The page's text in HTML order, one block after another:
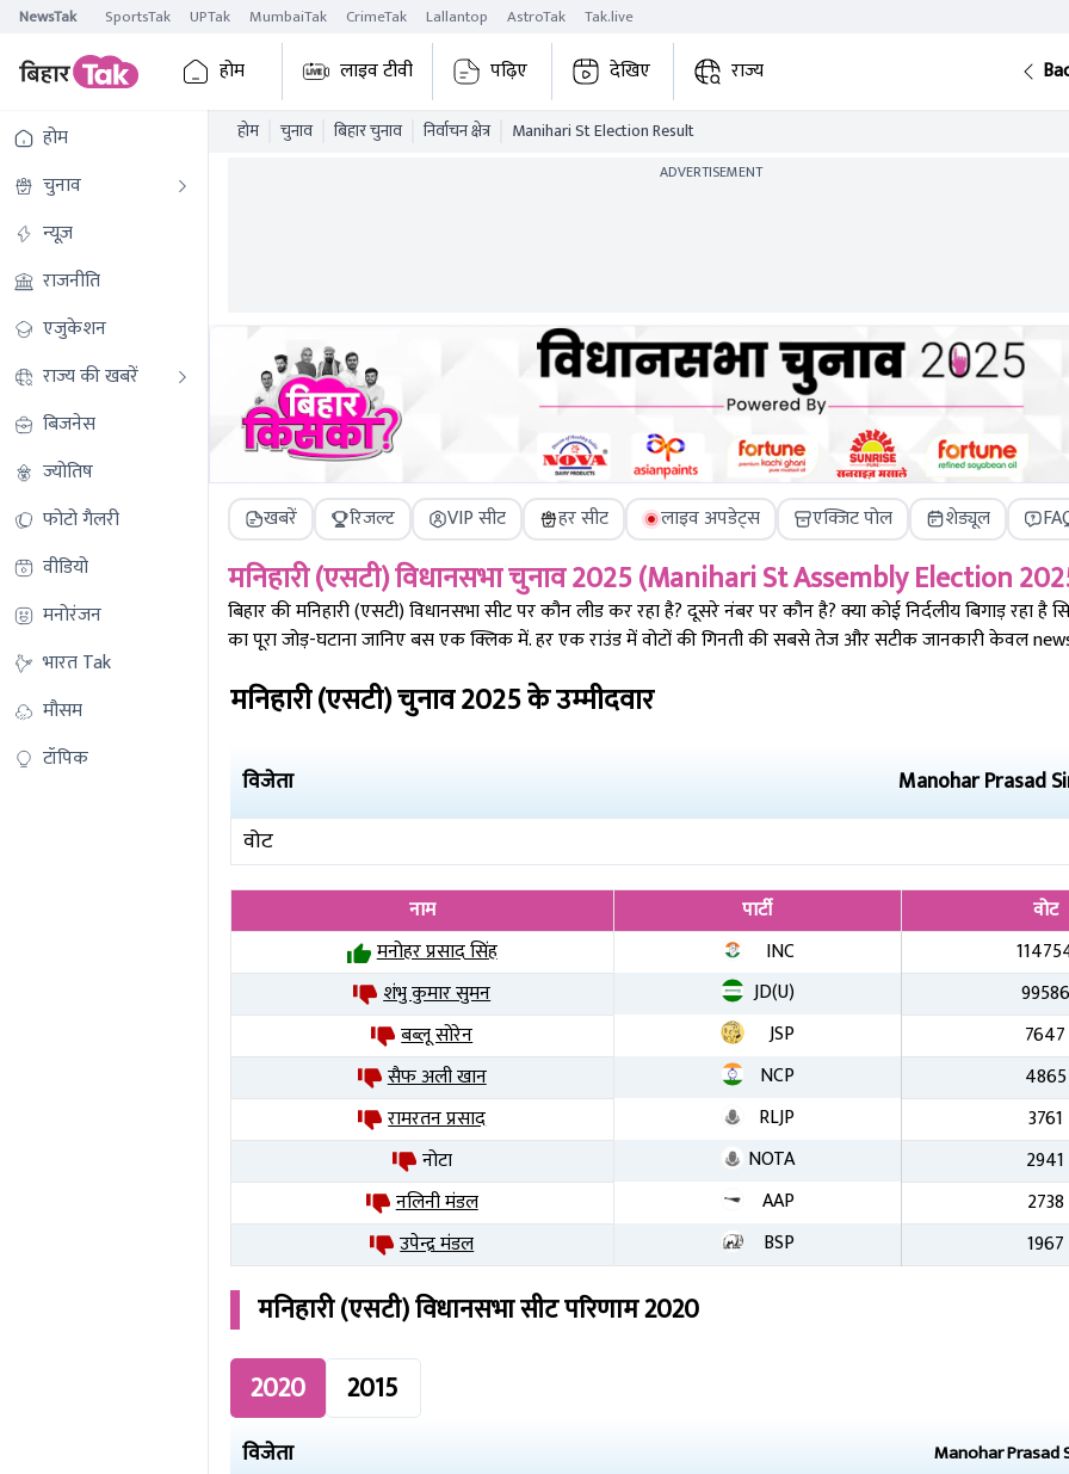
NewsTak SportsTak UPTak MumbaiTak CrimeTak Lallantop AstroTak Tak.live
होम लाइव टीवी पढ़िए देखिए राज्य
होम
चुनाव
न्यूज़
राजनीति
एजुकेशन
राज्य की खबरें
बिजनेस
ज्योतिष
फोटो गैलरी
वीडियो
मनोरंजन
भारत Tak
मौसम
टॉपिक
होम चुनाव बिहार चुनाव निर्वाचन क्षेत्र Manihari St Election Result
ADVERTISEMENT
खबरें रिजल्ट VIP सीट हर सीट लाइव अपडेट्स एक्जिट पोल शेड्यूल
मनिहारी (एसटी)विधानसभा चुनाव 2025 (Manihari StAssembly Election
बिहार कीमनिहारी (एसटी)विधानसभा सीट पर कौन लीड कर रहा है? दूसरे नंबर पर कौन है? क्या कोई निर्दलीय बिगाड़ रहा है
का पूरा जोड़-घटाना जानिए बस एक क्लिक में. हर एक राउंड में वोटों की गिनती की सबसे तेज और सटीक जानकारी केवल
मनिहारी (एसटी)चुनाव2025के उम्मीदवार
विजेता Manohar Prasad
वोट
नाम पार्टी
वोट
मनोहर प्रसाद सिंह
INC
शंभु कुमार सुमन
JD(U)
99586
बब्लू सोरेन
JSP
7647
सैफ अली खान
NCP
4865
रामरतन प्रसाद
RLJP
3761
नोटा
NOTA
2941
नलिनी मंडल
AAP
2738
उपेन्द्र मंडल
BSP 1967
मनिहारी (एसटी)विधानसभा सीट परिणाम2020
2020
2015
विजेता Manohar Prasad